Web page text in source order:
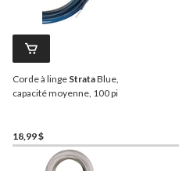
Corde à linge StrataBlue,
capacité moyenne, 100 pi
18,99 $